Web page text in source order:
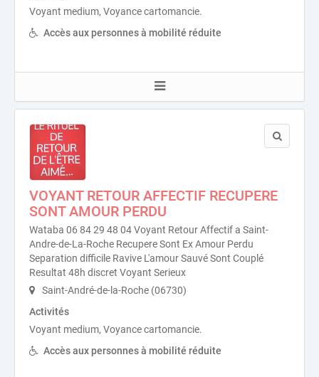
Voyant medium, Voyance cartomancie.
Accès aux personnes à mobilité réduite
VOYANT RETOUR AFFECTIF RECUPERE
SONT AMOUR PERDU
Wataba 06 84 29 48 04 Voyant Retour Affectif a Saint-
Andre-de-La-Roche Recupere Sont Ex Amour Perdu
Separation difficile Ravive L'amour Sauvé Sont Couplé
Resultat 48h discret Voyant Serieux
Saint-André-de-la-Roche (06730)
Activités
Voyant medium, Voyance cartomancie.
Accès aux personnes à mobilité réduite